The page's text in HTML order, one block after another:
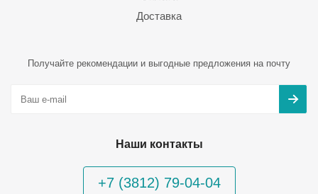
Доставка
Получайте рекомендации и выгодные предложения на почту
Наши контакты
+7 (3812) 79-04-04